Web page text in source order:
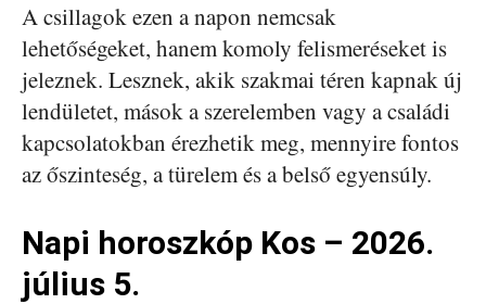
A csillagok ezen a napon nemcsak
lehetőségeket, hanem komoly felismeréseket is
jeleznek. Lesznek, akik szakmai téren kapnak új
lendületet, mások a szerelemben vagy a családi
kapcsolatokban érezhetik meg, mennyire fontos
az őszinteség, a türelem és a belső egyensúly.
Napi horoszkóp Kos – 2026.
július 5.